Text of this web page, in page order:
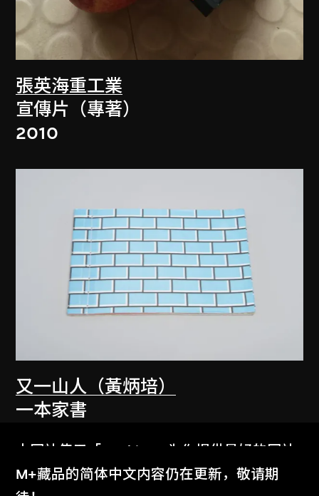
張英海重工業
宣傳片（專著）
2010
又一山人（黃炳培）
一本家書
本网站使用「Cookies」为你提供最好的网站
体验。
M+藏品的简体中文内容仍在更新，敬请期